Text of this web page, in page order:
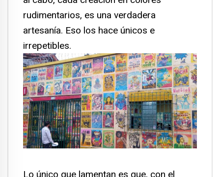
rudimentarios, es una verdadera
artesanía. Eso los hace únicos e
irrepetibles.
Lo único que lamentan es que, con el